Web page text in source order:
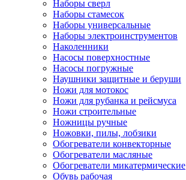
Наборы сверл
Наборы стамесок
Наборы универсальные
Наборы электроинструментов
Наколенники
Насосы поверхностные
Насосы погружные
Наушники защитные и беруши
Ножи для мотокос
Ножи для рубанка и рейсмуса
Ножи строительные
Ножницы ручные
Ножовки, пилы, лобзики
Обогреватели конвекторные
Обогреватели масляные
Обогреватели микатермические
Обувь рабочая